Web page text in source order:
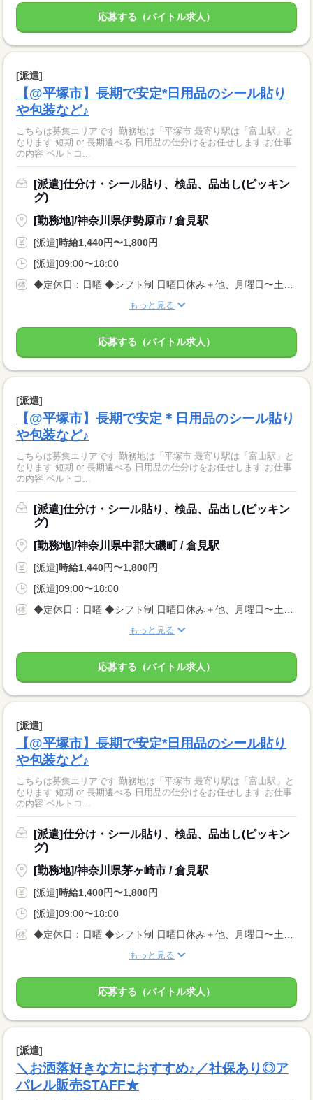
応募する（バイトル求人）
[派遣]
【@平塚市】長期で安定*日用品のシール貼り
や包装など♪
こちらは募集エリアです 勤務地は「平塚市 最寄り駅は「富山駅」と
なります 短期 or 長期選べる 日用品の仕分けをお任せします お仕事
の内容 ベルトコ...
[派遣]仕分け・シール貼り、検品、品出し(ピッキン
グ)
[勤務地]/神奈川県伊勢原市 / 倉見駅
[派遣]時給1,440円〜1,800円
[派遣]09:00〜18:00
◆定休日：日曜 ◆シフト制 日曜日休み＋他、月曜日〜土曜日で1日休み
もっと見る
応募する（バイトル求人）
[派遣]
【@平塚市】長期で安定＊日用品のシール貼り
や包装など♪
こちらは募集エリアです 勤務地は「平塚市 最寄り駅は「富山駅」と
なります 短期 or 長期選べる 日用品の仕分けをお任せします お仕事
の内容 ベルトコ...
[派遣]仕分け・シール貼り、検品、品出し(ピッキン
グ)
[勤務地]/神奈川県中郡大磯町 / 倉見駅
[派遣]時給1,440円〜1,800円
[派遣]09:00〜18:00
◆定休日：日曜 ◆シフト制 日曜日休み＋他、月曜日〜土曜日で1日休み
もっと見る
応募する（バイトル求人）
[派遣]
【@平塚市】長期で安定*日用品のシール貼り
や包装など♪
こちらは募集エリアです 勤務地は「平塚市 最寄り駅は「富山駅」と
なります 短期 or 長期選べる 日用品の仕分けをお任せします お仕事
の内容 ベルトコ...
[派遣]仕分け・シール貼り、検品、品出し(ピッキン
グ)
[勤務地]/神奈川県茅ヶ崎市 / 倉見駅
[派遣]時給1,400円〜1,800円
[派遣]09:00〜18:00
◆定休日：日曜 ◆シフト制 日曜日休み＋他、月曜日〜土曜日で1日休み
もっと見る
応募する（バイトル求人）
[派遣]
＼お洒落好きな方におすすめ♪／社保あり◎ア
パレル販売STAFF★